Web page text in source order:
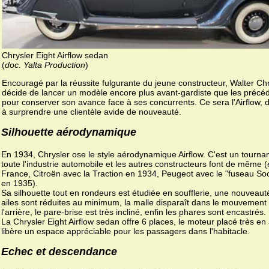
Chrysler Eight Airflow sedan
(doc. Yalta Production)
Encouragé par la réussite fulgurante du jeune constructeur, Walter
décide de lancer un modèle encore plus avant-gardiste que les
pour conserver son avance face à ses concurrents. Ce sera l'Airflow,
à surprendre une clientèle avide de nouveauté.
Silhouette aérodynamique
En 1934, Chrysler ose le style aérodynamique Airflow. C'est un
toute l'industrie automobile et les autres constructeurs font de même
France, Citroën avec la Traction en 1934, Peugeot avec le "fuseau
en 1935).
Sa silhouette tout en rondeurs est étudiée en soufflerie, une
ailes sont réduites au minimum, la malle disparaît dans le mouvement
l'arrière, le pare-brise est très incliné, enfin les phares sont encastrés.
La Chrysler Eight Airflow sedan offre 6 places, le moteur placé très en
libère un espace appréciable pour les passagers dans l'habitacle.
Echec et descendance